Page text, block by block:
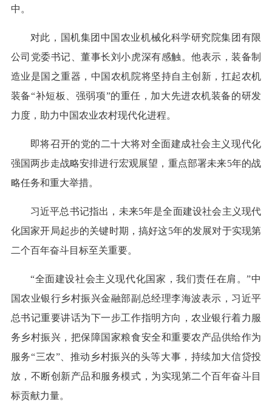
中。
对此，国机集团中国农业机械化科学研究院集团有限
公司党委书记、董事长刘小虎深有感触。他表示，装备制
造业是国之重器，中国农机院将坚持自主创新，扛起农机
装备“补短板、强弱项”的重任，加大先进农机装备的研发
力度，助力中国农业农村现代化进程。
即将召开的党的二十大将对全面建成社会主义现代化
强国两步走战略安排进行宏观展望，重点部署未来5年的战
略任务和重大举措。
习近平总书记指出，未来5年是全面建设社会主义现代
化国家开局起步的关键时期，搞好这5年的发展对于实现第
二个百年奋斗目标至关重要。
“全面建设社会主义现代化国家，我们责任在肩。”中
国农业银行乡村振兴金融部副总经理李海波表示，习近平
总书记重要讲话为下一步工作指明方向，农业银行着力服
务乡村振兴，把保障国家粮食安全和重要农产品供给作为
服务“三农”、推动乡村振兴的头等大事，持续加大信贷投
放，不断创新产品和服务模式，为实现第二个百年奋斗目
标贡献力量。